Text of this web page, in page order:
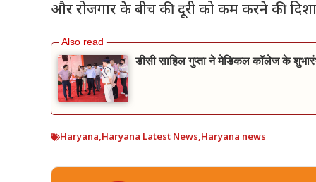
और रोजगार के बीच की दूरी को कम करने की
डीसी साहिल गुप्ता ने मेडिकल कॉलेज के
Haryana,Haryana Latest News,Haryana news